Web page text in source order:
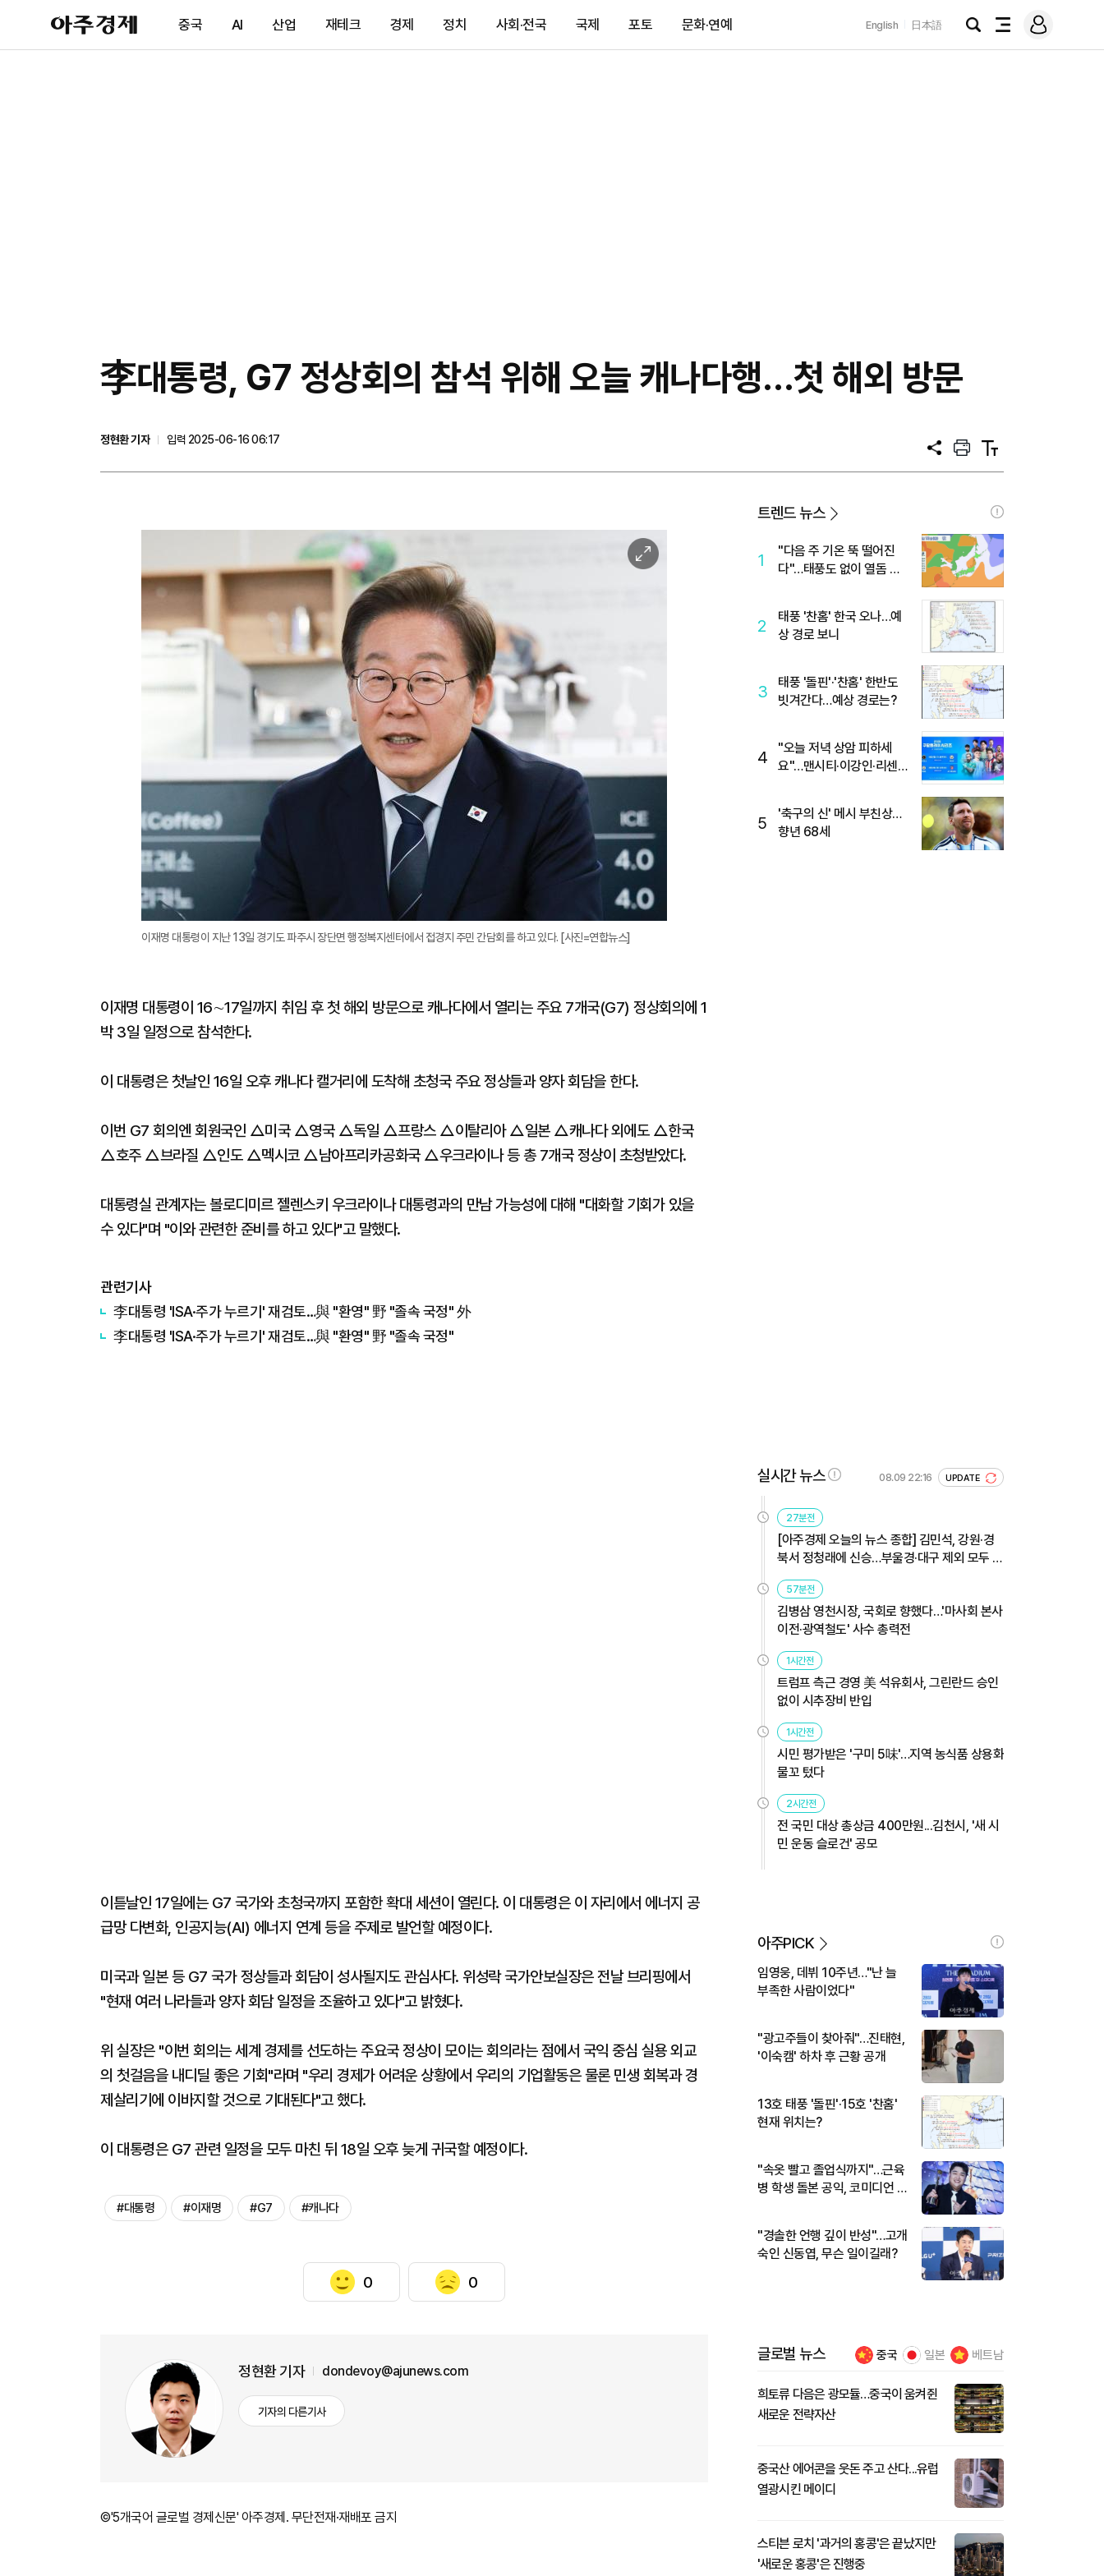
아
주
제
중국 AI 산업 재테크 경제 정치 사회·전국 국제 포토 문화·연예 English 日本語
검
전
메
그
李대통령, G7 정상회의 참석 위해 오늘 캐나다행…첫 해외 방문
정현환 기자
입력 2025-06-16 06:17
공
프
트
텍
트
이
미
이재명 대통령이 지난 13일 경기도 파주시 장단면 행정복지센터에서 접경지 주민 간담회를 하고 있다. [사진=연합뉴스]
이재명 대통령이 16∼17일까지 취임 후 첫 해외 방문으로 캐나다에서 열리는 주요 7개국(G7) 정상회의에 1
박 3일 일정으로 참석한다.
이 대통령은 첫날인 16일 오후 캐나다 캘거리에 도착해 초청국 주요 정상들과 양자 회담을 한다.
이번 G7 회의엔 회원국인 △미국 △영국 △독일 △프랑스 △이탈리아 △일본 △캐나다 외에도 △한국
△호주 △브라질 △인도 △멕시코 △남아프리카공화국 △우크라이나 등 총 7개국 정상이 초청받았다.
대통령실 관계자는 볼로디미르 젤렌스키 우크라이나 대통령과의 만남 가능성에 대해 "대화할 기회가 있을
수 있다"며 "이와 관련한 준비를 하고 있다"고 말했다.
관련기사
李대통령 'ISA·주가 누르기' 재검토…與 "환영" 野 "졸속 국정" 外
李대통령 'ISA·주가 누르기' 재검토…與 "환영" 野 "졸속 국정"
이튿날인 17일에는 G7 국가와 초청국까지 포함한 확대 세션이 열린다. 이 대통령은 이 자리에서 에너지 공
급망 다변화, 인공지능(AI) 에너지 연계 등을 주제로 발언할 예정이다.
미국과 일본 등 G7 국가 정상들과 회담이 성사될지도 관심사다. 위성락 국가안보실장은 전날 브리핑에서
"현재 여러 나라들과 양자 회담 일정을 조율하고 있다"고 밝혔다.
위 실장은 "이번 회의는 세계 경제를 선도하는 주요국 정상이 모이는 회의라는 점에서 국익 중심 실용 외교
의 첫걸음을 내디딜 좋은 기회"라며 "우리 경제가 어려운 상황에서 우리의 기업활동은 물론 민생 회복과 경
제살리기에 이바지할 것으로 기대된다"고 했다.
이 대통령은 G7 관련 일정을 모두 마친 뒤 18일 오후 늦게 귀국할 예정이다.
#대통령 #이재명 #G7 #캐나다
0 0
정현환 기자 dondevoy@ajunews.com
기자의 다른기사
©'5개국어 글로벌 경제신문' 아주경제. 무단전재·재배포 금지
트렌드 뉴스
1
"다음 주 기온 뚝 떨어진
다"…태풍도 없이 열돔 박
2
태풍 '찬홈' 한국 오나…예
상 경로 보니
3
태풍 '돌핀'·'찬홈' 한반도
빗겨간다…예상 경로는?
4
"오늘 저녁 상암 피하세
요"…맨시티·이강인·리센느
5
'축구의 신' 메시 부친상…
향년 68세
실시간 뉴스 08.09 22:16 UPDATE
27분전
[아주경제 오늘의 뉴스 종합] 김민석, 강원·경
북서 정청래에 신승…부울경·대구 제외 모두 웃
었다 外
57분전
김병삼 영천시장, 국회로 향했다…'마사회 본사
이전·광역철도' 사수 총력전
1시간전
트럼프 측근 경영 美 석유회사, 그린란드 승인
없이 시추장비 반입
1시간전
시민 평가받은 '구미 5味'…지역 농식품 상용화
물꼬 텄다
2시간전
전 국민 대상 총상금 400만원...김천시, '새 시
민 운동 슬로건' 공모
아주PICK
임영웅, 데뷔 10주년…"난 늘
부족한 사람이었다"
"광고주들이 찾아줘"…진태현,
'이숙캠' 하차 후 근황 공개
13호 태풍 '돌핀'·15호 '찬홈'
현재 위치는?
"속옷 빨고 졸업식까지"…근육
병 학생 돌본 공익, 코미디언 김
"경솔한 언행 깊이 반성"…고개
숙인 신동엽, 무슨 일이길래?
글로벌 뉴스 중국 일본 베트남
희토류 다음은 광모듈…중국이 움켜쥔
새로운 전략자산
중국산 에어콘을 웃돈 주고 산다...유럽
열광시킨 메이디
스티븐 로치 '과거의 홍콩'은 끝났지만
'새로운 홍콩'은 진행중